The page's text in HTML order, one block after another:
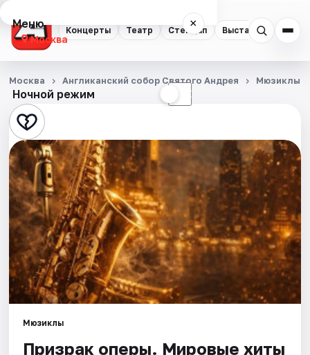
Концерты Театр Стендап Выставки
Меню ×
Москва
Концерты
Театр
Стендап
Выставки
Квесты
Экскурсии
Спорт
События
Города
Ночной режим ☾
Москва Англиканский собор Святого Андрея Мюзиклы
Мюзиклы
Призрак оперы. Мировые хиты